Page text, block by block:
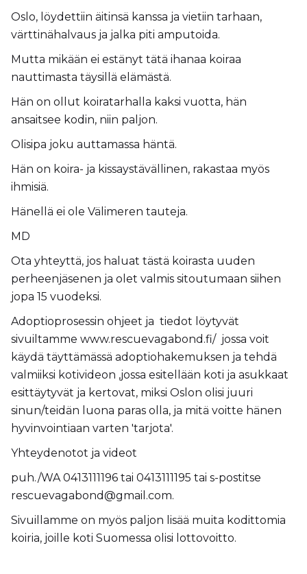
Oslo, löydettiin äitinsä kanssa ja vietiin tarhaan,
värttinähalvaus ja jalka piti amputoida.
Mutta mikään ei estänyt tätä ihanaa koiraa
nauttimasta täysillä elämästä.
Hän on ollut koiratarhalla kaksi vuotta, hän
ansaitsee kodin, niin paljon.
Olisipa joku auttamassa häntä.
Hän on koira- ja kissaystävällinen, rakastaa myös
ihmisiä.
Hänellä ei ole Välimeren tauteja.
MD
Ota yhteyttä, jos haluat tästä koirasta uuden
perheenjäsenen ja olet valmis sitoutumaan siihen
jopa 15 vuodeksi.
Adoptioprosessin ohjeet ja tiedot löytyvät
sivuiltamme www.rescuevagabond.fi/jossa voit
käydä täyttämässä adoptiohakemuksen ja tehdä
valmiiksi kotivideon ,jossa esitellään koti ja asukkaat
esittäytyvät ja kertovat, miksi Oslon olisi juuri
sinun/teidän luona paras olla, ja mitä voitte hänen
hyvinvointiaan varten 'tarjota'.
Yhteydenotot ja videot
puh./WA 0413111196 tai 0413111195 tai s-postitse
rescuevagabond@gmail.com.
Sivuillamme on myös paljon lisää muita kodittomia
koiria, joille koti Suomessa olisi lottovoitto.